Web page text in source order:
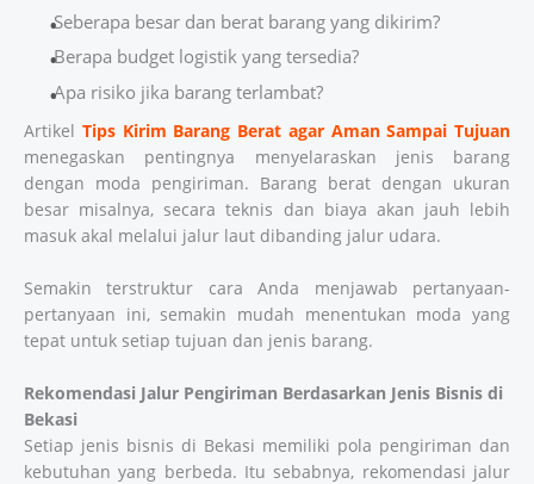
Seberapa besar dan berat barang yang dikirim?
Berapa budget logistik yang tersedia?
Apa risiko jika barang terlambat?
Artikel Tips Kirim Barang Berat agar Aman Sampai Tujuan
menegaskan pentingnya menyelaraskan jenis barang
dengan moda pengiriman. Barang berat dengan ukuran
besar misalnya, secara teknis dan biaya akan jauh lebih
masuk akal melalui jalur laut dibanding jalur udara.
Semakin terstruktur cara Anda menjawab pertanyaan-
pertanyaan ini, semakin mudah menentukan moda yang
tepat untuk setiap tujuan dan jenis barang.
Rekomendasi Jalur Pengiriman Berdasarkan Jenis Bisnis di
Bekasi
Setiap jenis bisnis di Bekasi memiliki pola pengiriman dan
kebutuhan yang berbeda. Itu sebabnya, rekomendasi jalur